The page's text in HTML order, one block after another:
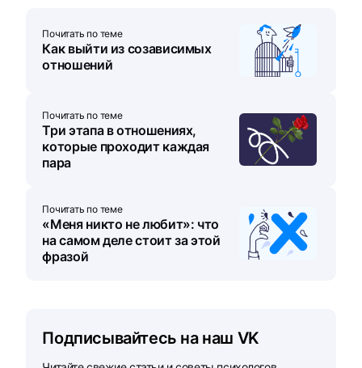
Почитать по теме
Как выйти из созависимых
отношений
Почитать по теме
Три этапа в отношениях,
которые проходит каждая
пара
Почитать по теме
«Меня никто не любит»: что
на самом деле стоит за этой
фразой
Подписывайтесь на наш VK